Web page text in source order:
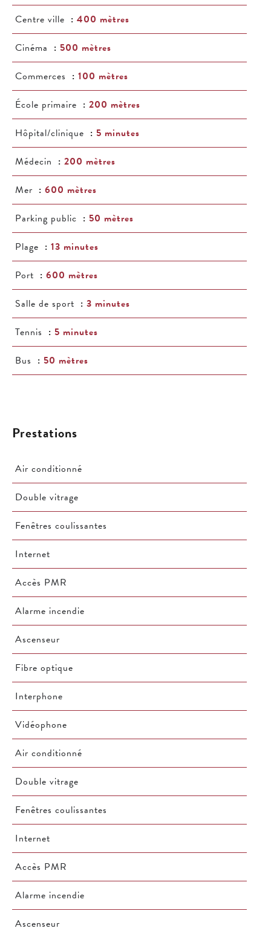
Centre ville
400 mètres
Cinéma
500 mètres
Commerces
100 mètres
École primaire
200 mètres
Hôpital/clinique
5 minutes
Médecin
200 mètres
Mer
600 mètres
Parking public
50 mètres
Plage
13 minutes
Port
600 mètres
Salle de sport
3 minutes
Tennis
5 minutes
Bus
50 mètres
Prestations
Air conditionné
Double vitrage
Fenêtres coulissantes
Internet
Accès PMR
Alarme incendie
Ascenseur
Fibre optique
Interphone
Vidéophone
Air conditionné
Double vitrage
Fenêtres coulissantes
Internet
Accès PMR
Alarme incendie
Ascenseur